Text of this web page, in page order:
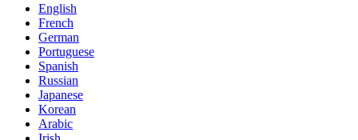
English
French
German
Portuguese
Spanish
Russian
Japanese
Korean
Arabic